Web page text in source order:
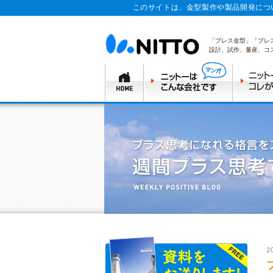
このサイトは、金型製作や製品開発に
「プレス金型」「プ
設計、試作、量産、コ